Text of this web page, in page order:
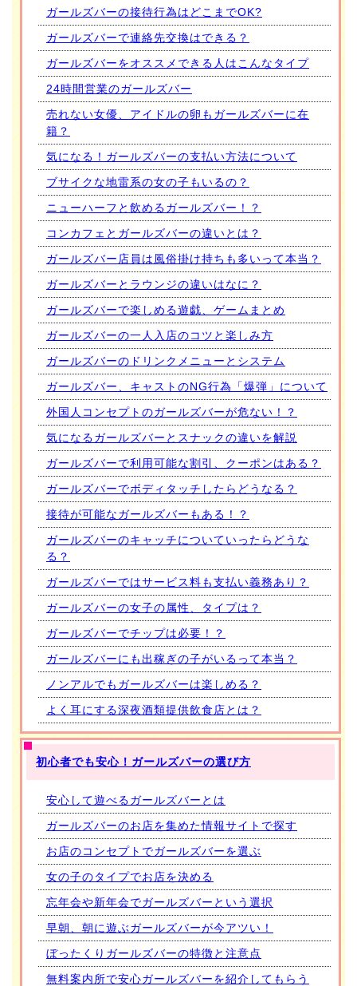
ガールズバーの接待行為はどこまでOK?
ガールズバーで連絡先交換はできる？
ガールズバーをオススメできる人はこんなタイプ
24時間営業のガールズバー
売れない女優、アイドルの卵もガールズバーに在
籍？
気になる！ガールズバーの支払い方法について
ブサイクな地雷系の女の子もいるの？
ニューハーフと飲めるガールズバー！？
コンカフェとガールズバーの違いとは？
ガールズバー店員は風俗掛け持ちも多いって本当？
ガールズバーとラウンジの違いはなに？
ガールズバーで楽しめる遊戯、ゲームまとめ
ガールズバーの一人入店のコツと楽しみ方
ガールズバーのドリンクメニューとシステム
ガールズバー、キャストのNG行為「爆弾」について
外国人コンセプトのガールズバーが危ない！？
気になるガールズバーとスナックの違いを解説
ガールズバーで利用可能な割引、クーポンはある？
ガールズバーでボディタッチしたらどうなる？
接待が可能なガールズバーもある！？
ガールズバーのキャッチについていったらどうな
る？
ガールズバーではサービス料も支払い義務あり？
ガールズバーの女子の属性、タイプは？
ガールズバーでチップは必要！？
ガールズバーにも出稼ぎの子がいるって本当？
ノンアルでもガールズバーは楽しめる？
よく耳にする深夜酒類提供飲食店とは？
初心者でも安心！ガールズバーの選び方
安心して遊べるガールズバーとは
ガールズバーのお店を集めた情報サイトで探す
お店のコンセプトでガールズバーを選ぶ
女の子のタイプでお店を決める
忘年会や新年会でガールズバーという選択
早朝、朝に遊ぶガールズバーが今アツい！
ぼったくりガールズバーの特徴と注意点
無料案内所で安心ガールズバーを紹介してもらう